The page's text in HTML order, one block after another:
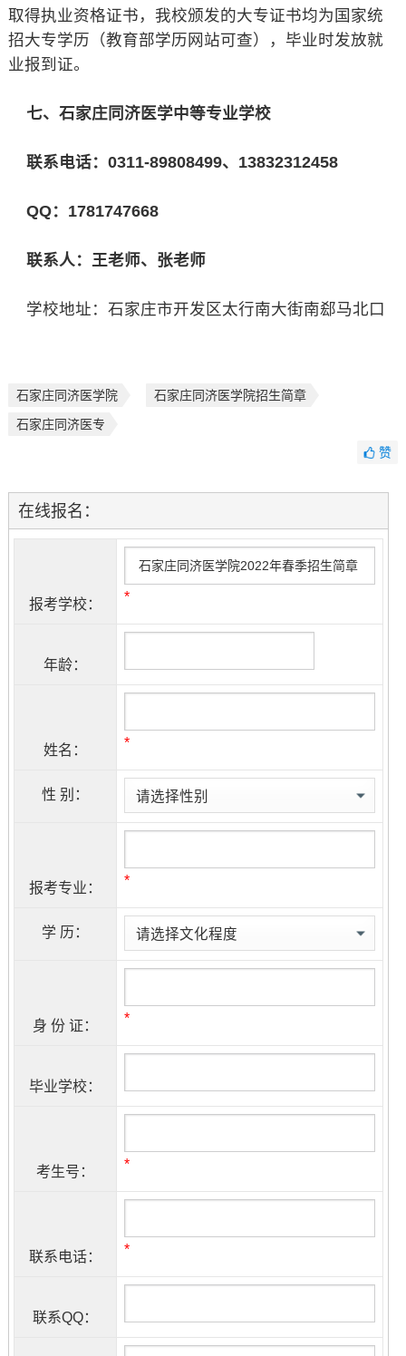
取得执业资格证书，我校颁发的大专证书均为国家统
招大专学历（教育部学历网站可查），毕业时发放就
业报到证。
七、石家庄同济医学中等专业学校
联系电话：0311-89808499、13832312458
QQ：1781747668
联系人：王老师、张老师
学校地址：石家庄市开发区太行南大街南郄马北口
石家庄同济医学院
石家庄同济医学院招生简章
石家庄同济医专
赞
在线报名：
报考学校： *
年龄：
姓名： *
性 别：
报考专业： *
学 历：
身 份 证： *
毕业学校：
考生号： *
联系电话： *
联系QQ：